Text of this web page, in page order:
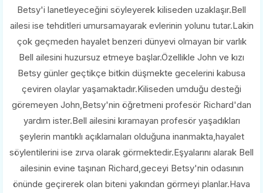
Betsy'i lanetleyeceğini söyleyerek kiliseden uzaklaşır.Bell
ailesi ise tehditleri umursamayarak evlerinin yolunu tutar.Lakin
çok geçmeden hayalet benzeri dünyevi olmayan bir varlık
Bell ailesini huzursuz etmeye başlar.Özellikle John ve kızı
Betsy günler geçtikçe bitkin düşmekte gecelerini kabusa
çeviren olaylar yaşamaktadır.Kiliseden umduğu desteği
göremeyen John,Betsy'nin öğretmeni profesör Richard'dan
yardım ister.Bell ailesini kıramayan profesör yaşadıkları
şeylerin mantıklı açıklamaları olduğuna inanmakta,hayalet
söylentilerini ise zırva olarak görmektedir.Eşyalarını alarak Bell
ailesinin evine taşınan Richard,geceyi Betsy'nin odasının
önünde geçirerek olan biteni yakından görmeyi planlar.Hava